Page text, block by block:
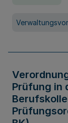
Prüfung in